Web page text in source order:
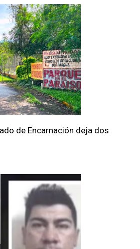
de Encarnación deja dos